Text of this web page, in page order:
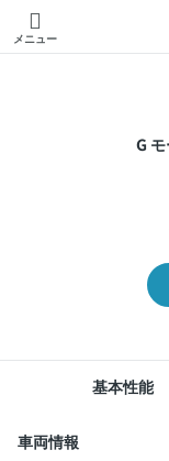
メニュー
G
基本性能
車両情報